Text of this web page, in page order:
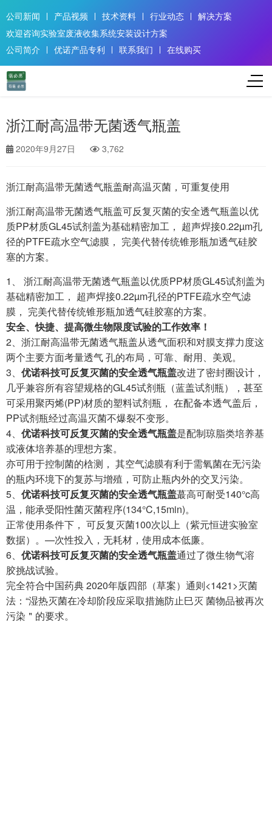
公司新闻 产品视频 技术资料 行业动态
解决方案
欢迎咨询实验室废液收集系统安装设计方案
公司简介
优诺产品专利 联系我们 在线购买
浙江耐高温带无菌透气瓶盖
2020年9月27日 3,762
浙江耐高温带无菌透气瓶盖耐高温灭菌，可重复使用
浙江耐高温带无菌透气瓶盖可反复灭菌的安全透气瓶盖以优
质PP材质GL45试剂盖为基础精密加工， 超声焊接0.22µm孔
径的PTFE疏水空气滤膜， 完美代替传统锥形瓶加透气硅胶
塞的方案。
1、 浙江耐高温带无菌透气瓶盖以优质PP材质GL45试剂盖为
基础精密加工， 超声焊接0.22µm孔径的PTFE疏水空气滤
膜， 完美代替传统锥形瓶加透气硅胶塞的方案。
安全、快捷、提高微生物限度试验的工作效率！
2、浙江耐高温带无菌透气瓶盖从透气面积和对膜支撑力度这
两个主要方面考量透气 孔的布局，可靠、耐用、美观。
3、 优诺科技可反复灭菌的安全透气瓶盖改进了密封圈设计，
几乎兼容所有容望规格的GL45试剂瓶（蓝盖试剂瓶），甚至
可采用聚丙烯(PP)材质的塑料试剂瓶， 在配备本透气盖后，
PP试剂瓶经过高温灭菌不爆裂不变形。
4、 优诺科技可反复灭菌的安全透气瓶盖是配制琼脂类培养基
或液体培养基的理想方案。
亦可用于控制菌的梒测， 其空气滤膜有利于需氧菌在无污染
的瓶内环境下的复苏与增殖，可防止瓶内外的交叉污染。
5、 优诺科技可反复灭菌的安全透气瓶盖蕞高可耐受140°c高
温，能承受阳性菌灭菌程序(134°C,15min)。
正常使用条件下， 可反复灭菌100次以上（紫元恒进实验室
数据）。—次性投入，无耗材，使用成本低廉。
6、 优诺科技可反复灭菌的安全透气瓶盖通过了微生物气溶
胶挑战试验。
完全符合中国药典 2020年版四部（草案）通则<1421>灭菌
法：“湿热灭菌在冷却阶段应采取措施防止巳灭 菌物品被再次
污染＂的要求。